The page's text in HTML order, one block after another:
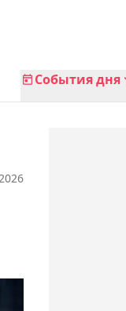
События дня